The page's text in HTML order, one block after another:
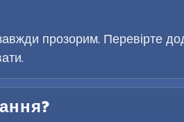
прозорим. Перевірте